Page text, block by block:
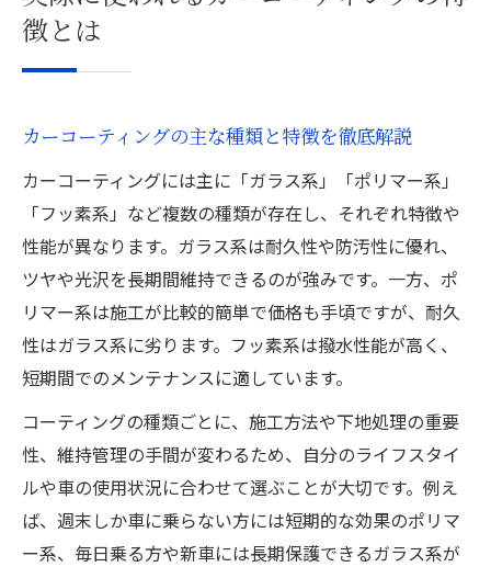
徴とは
カーコーティングの主な種類と特徴を徹底解説
カーコーティングには主に「ガラス系」「ポリマー系」
「フッ素系」など複数の種類が存在し、それぞれ特徴や
性能が異なります。ガラス系は耐久性や防汚性に優れ、
ツヤや光沢を長期間維持できるのが強みです。一方、ポ
リマー系は施工が比較的簡単で価格も手頃ですが、耐久
性はガラス系に劣ります。フッ素系は撥水性能が高く、
短期間でのメンテナンスに適しています。
コーティングの種類ごとに、施工方法や下地処理の重要
性、維持管理の手間が変わるため、自分のライフスタイ
ルや車の使用状況に合わせて選ぶことが大切です。例え
ば、週末しか車に乗らない方には短期的な効果のポリマ
ー系、毎日乗る方や新車には長期保護できるガラス系が